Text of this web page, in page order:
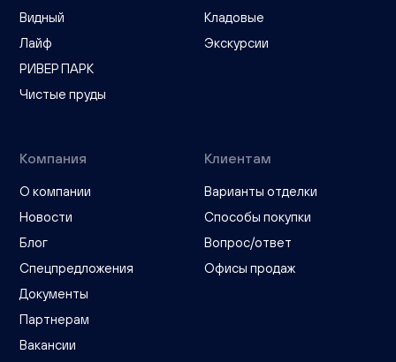
Видный
Лайф
РИВЕР ПАРК
Чистые пруды
Кладовые
Экскурсии
Компания
О компании
Новости
Блог
Спецпредложения
Документы
Партнерам
Вакансии
Клиентам
Варианты отделки
Способы покупки
Вопрос/ответ
Офисы продаж